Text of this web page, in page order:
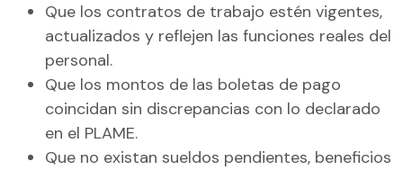
Que los contratos de trabajo estén vigentes,
actualizados y reflejen las funciones reales del
personal.
Que los montos de las boletas de pago
coincidan sin discrepancias con lo declarado
en el PLAME.
Que no existan sueldos pendientes, beneficios